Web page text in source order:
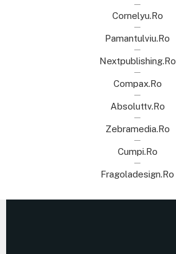
Cornelyu.ro
Pamantulviu.ro
Nextpublishing.ro
Compax.ro
Absoluttv.ro
Zebramedia.ro
Cumpi.ro
Fragoladesign.ro